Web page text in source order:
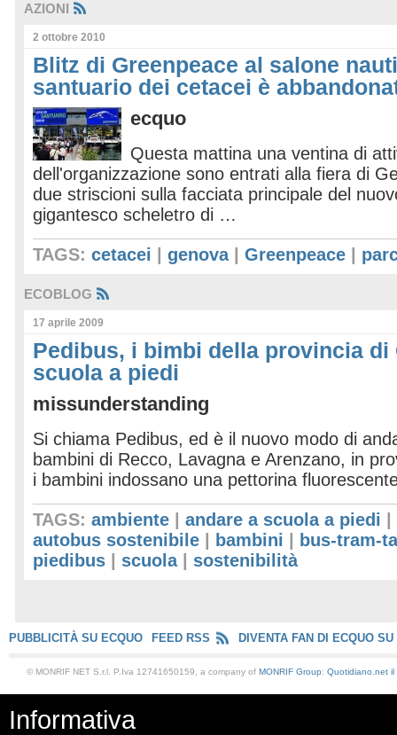
AZIONI
2 ottobre 2010
Blitz di Greenpeace al salone
santuario dei cetacei è
ecquo
Questa mattina una ventina di
dell'organizzazione sono entrati alla fiera di
due striscioni sulla facciata principale del
gigantesco scheletro di …
TAGS: cetacei genova| Greenpeace
ECOBLOG
17 aprile 2009
Pedibus, i bimbi della provincia di
scuola a piedi
missunderstanding
Si chiama Pedibus, ed è il nuovo modo di
bambini di Recco, Lavagna e Arenzano, in
i bambini indossano una pettorina
TAGS: ambiente andare a scuola a piedi
autobus sostenibile
bambini
bus-tram-
piedibus
scuola| sostenibilità
PUBBLICITÀ SU ECQUO FEED RSS DIVENTA FAN DI ECQUO SU
© MONRIF NET S.r.l. P.Iva 12741650159, a company of MONRIF Group: Quotidiano.net il
Informativa